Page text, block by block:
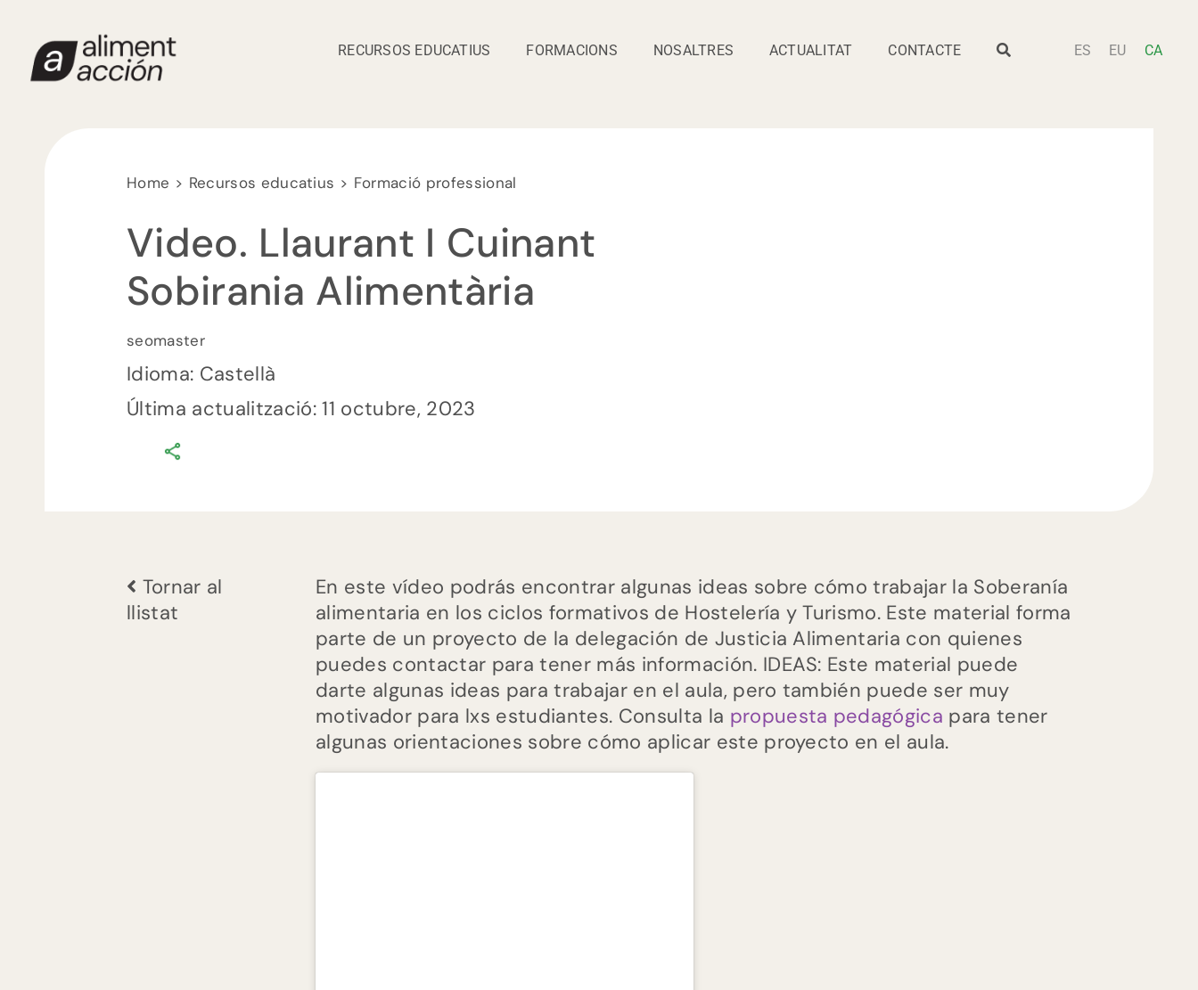
content
RECURSOS EDUCATIUS FORMACIONS NOSALTRES ACTUALITAT CONTACTE ES EU CA
Home Recursos educatius Formació professional
Video. Llaurant I Cuinant
Sobirania Alimentària
seomaster
Idioma: Castellà
Última actualització: 11 octubre, 2023
comments
Cuinant
Sobirania
Tornar al
llistat
En este vídeo podrás encontrar algunas ideas sobre cómo trabajar la Soberanía
alimentaria en los ciclos formativos de Hostelería y Turismo. Este material forma
parte de un proyecto de la delegación de Justicia Alimentaria con quienes
puedes contactar para tener más información. IDEAS: Este material puede
darte algunas ideas para trabajar en el aula, pero también puede ser muy
motivador para lxs estudiantes. Consulta la propuesta pedagógica para tener
algunas orientaciones sobre cómo aplicar este proyecto en el aula.